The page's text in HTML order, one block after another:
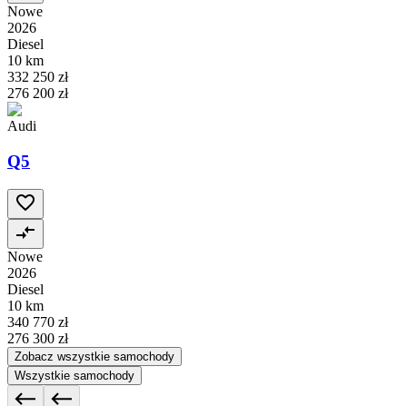
Nowe
2026
Diesel
10 km
332 250 zł
276 200 zł
Audi
Q5
Nowe
2026
Diesel
10 km
340 770 zł
276 300 zł
Zobacz wszystkie samochody
Wszystkie samochody